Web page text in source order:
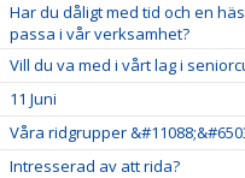
Har du dåligt med tid och en
passa i vår verksamhet?
Vill du va med i vårt lag i
11 Juni
Våra ridgrupper
Intresserad av att rida?